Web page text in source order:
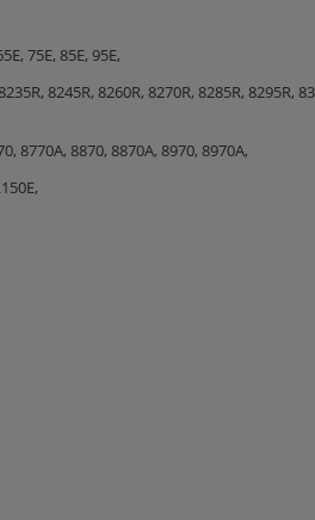
75E, 85E, 95E,
8245R, 8260R, 8270R, 8285R, 8295R,
8770A, 8870, 8870A, 8970, 8970A,